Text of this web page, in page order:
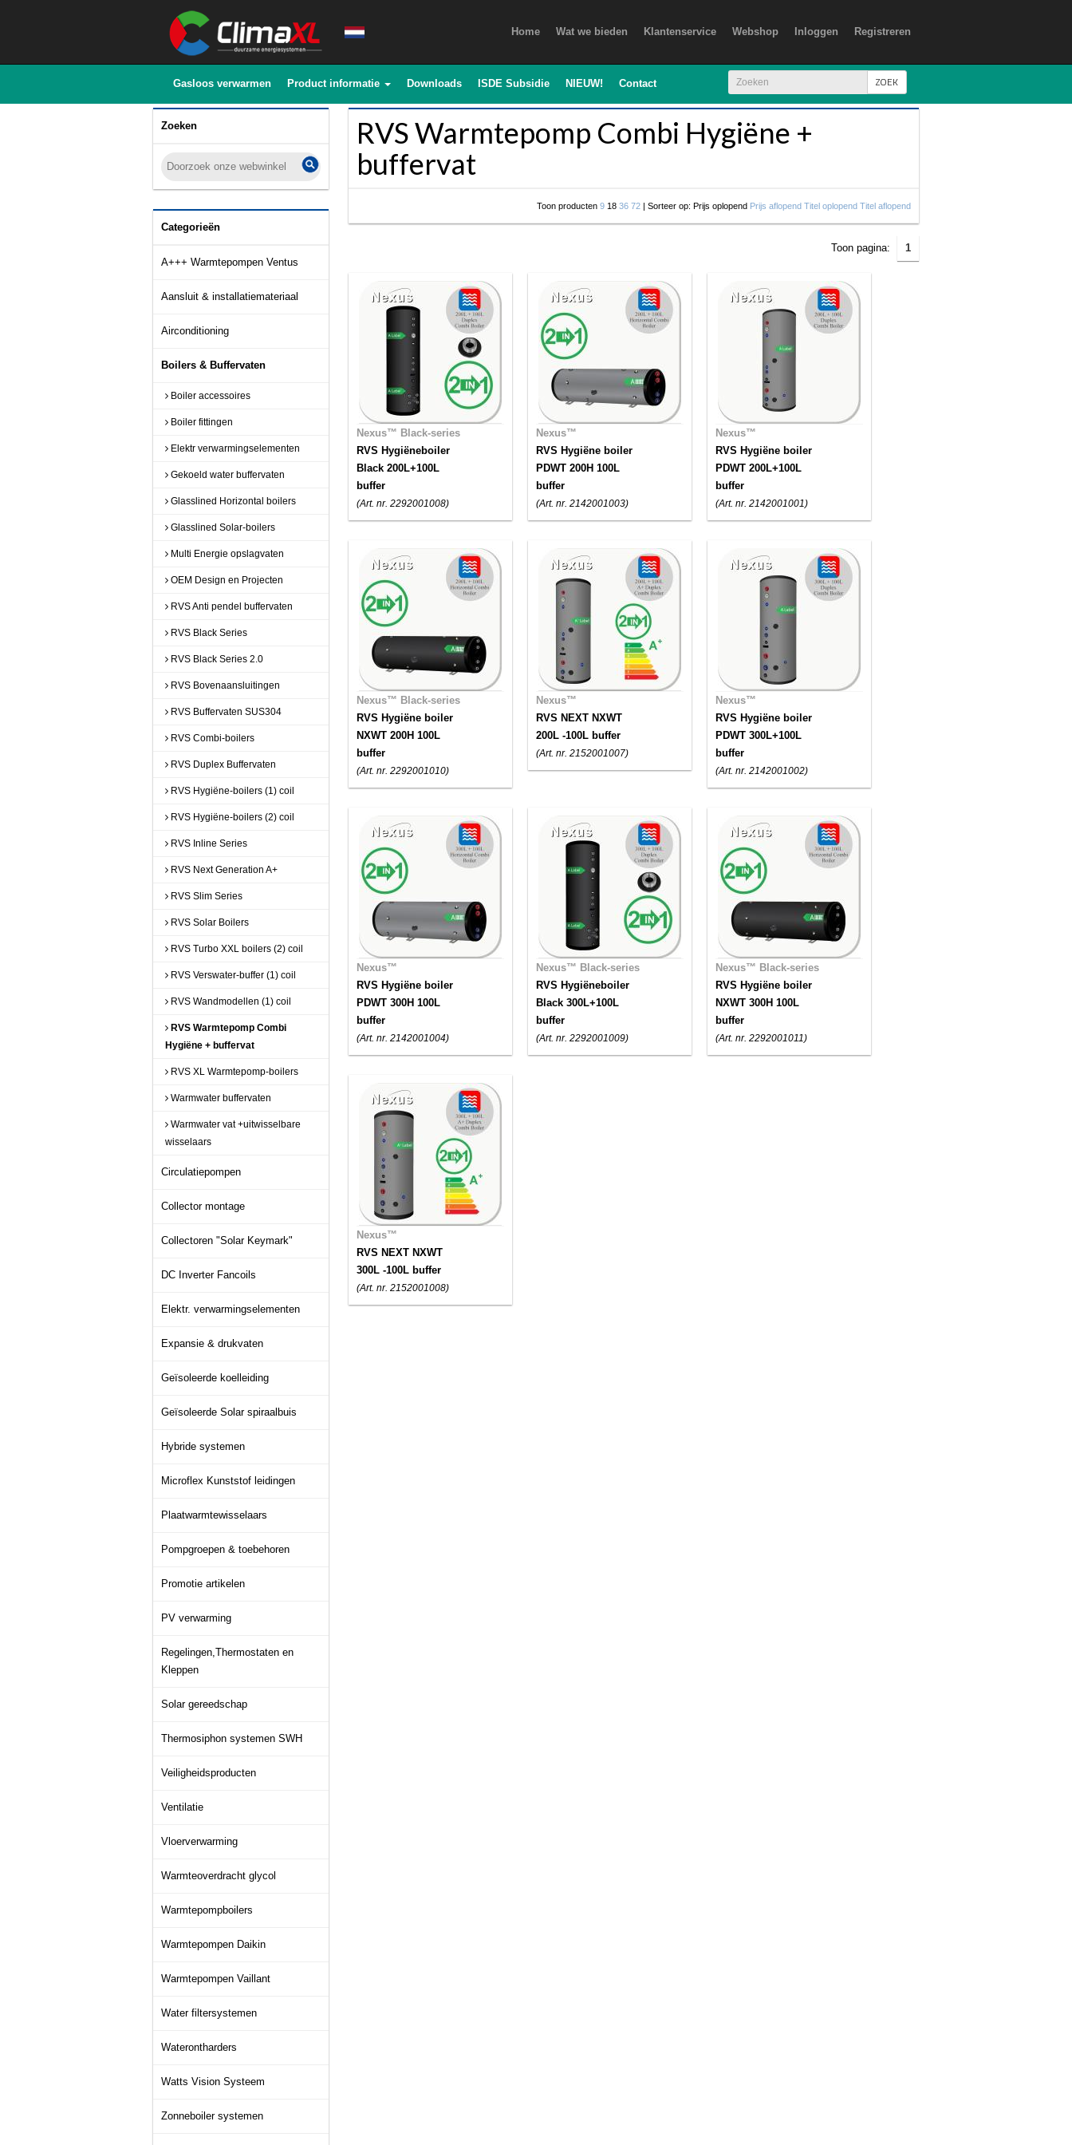
Home Wat we bieden Klantenservice Webshop Inloggen Registreren
Gasloos verwarmen Product informatie Downloads ISDE Subsidie NIEUW! Contact ZOEK
Zoeken
Categorieën
A+++ Warmtepompen Ventus
Aansluit & installatiemateriaal
Airconditioning
Boilers & Buffervaten
Boiler accessoires
Boiler fittingen
Elektr verwarmingselementen
Gekoeld water buffervaten
Glasslined Horizontal boilers
Glasslined Solar-boilers
Multi Energie opslagvaten
OEM Design en Projecten
RVS Anti pendel buffervaten
RVS Black Series
RVS Black Series 2.0
RVS Bovenaansluitingen
RVS Buffervaten SUS304
RVS Combi-boilers
RVS Duplex Buffervaten
RVS Hygiëne-boilers (1) coil
RVS Hygiëne-boilers (2) coil
RVS Inline Series
RVS Next Generation A+
RVS Slim Series
RVS Solar Boilers
RVS Turbo XXL boilers (2) coil
RVS Verswater-buffer (1) coil
RVS Wandmodellen (1) coil
RVS Warmtepomp Combi
Hygiëne + buffervat
RVS XL Warmtepomp-boilers
Warmwater buffervaten
Warmwater vat +uitwisselbare
wisselaars
Circulatiepompen
Collector montage
Collectoren "Solar Keymark"
DC Inverter Fancoils
Elektr. verwarmingselementen
Expansie & drukvaten
Geïsoleerde koelleiding
Geïsoleerde Solar spiraalbuis
Hybride systemen
Microflex Kunststof leidingen
Plaatwarmtewisselaars
Pompgroepen & toebehoren
Promotie artikelen
PV verwarming
Regelingen,Thermostaten en
Kleppen
Solar gereedschap
Thermosiphon systemen SWH
Veiligheidsproducten
Ventilatie
Vloerverwarming
Warmteoverdracht glycol
Warmtepompboilers
Warmtepompen Daikin
Warmtepompen Vaillant
Water filtersystemen
Waterontharders
Watts Vision Systeem
Zonneboiler systemen
RVS Warmtepomp Combi Hygiëne +
buffervat
Toon producten 9 18 36 72 | Sorteer op: Prijs oplopend Prijs aflopend Titel oplopend Titel aflopend
Toon pagina: 1
Nexus™ Black-series
RVS Hygiëneboiler
Black 200L+100L
buffer
(Art. nr. 2292001008)
Nexus™
RVS Hygiëne boiler
PDWT 200H 100L
buffer
(Art. nr. 2142001003)
Nexus™
RVS Hygiëne boiler
PDWT 200L+100L
buffer
(Art. nr. 2142001001)
Nexus™ Black-series
RVS Hygiëne boiler
NXWT 200H 100L
buffer
(Art. nr. 2292001010)
Nexus™
RVS NEXT NXWT
200L -100L buffer
(Art. nr. 2152001007)
Nexus™
RVS Hygiëne boiler
PDWT 300L+100L
buffer
(Art. nr. 2142001002)
Nexus™
RVS Hygiëne boiler
PDWT 300H 100L
buffer
(Art. nr. 2142001004)
Nexus™ Black-series
RVS Hygiëneboiler
Black 300L+100L
buffer
(Art. nr. 2292001009)
Nexus™ Black-series
RVS Hygiëne boiler
NXWT 300H 100L
buffer
(Art. nr. 2292001011)
Nexus™
RVS NEXT NXWT
300L -100L buffer
(Art. nr. 2152001008)